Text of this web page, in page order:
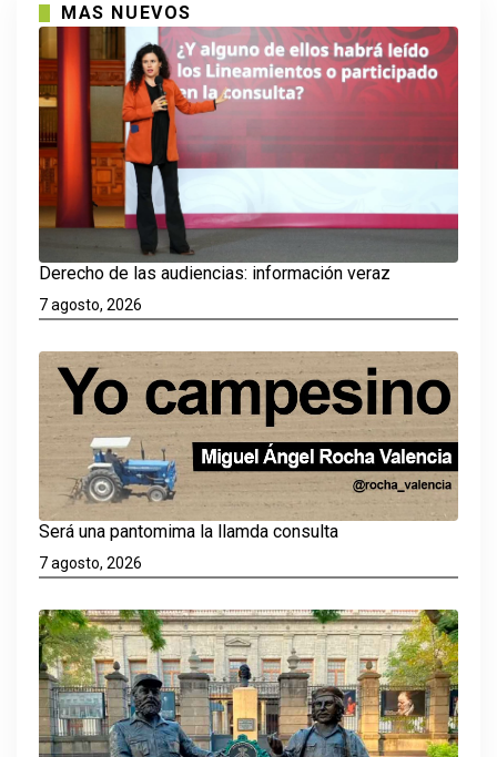
MAS NUEVOS
Derecho de las audiencias: información veraz
7 agosto, 2026
Será una pantomima la llamda consulta
7 agosto, 2026